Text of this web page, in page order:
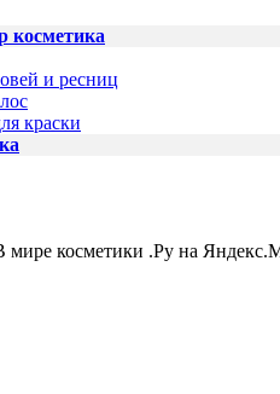
косметика
и ресниц
краски